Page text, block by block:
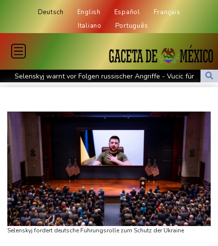
Deutsch English Español
Français
Italiano
Português
Selenskyj warnt vor Folgen russischer Angriffe - Vucic für
Integrität der Ukraine
Gesamtführung
Drohne explodiert an der Grenze zwischen Rumänien und
Bulgarien nahe Gaspipeline
Lionel Messi trauert um seinen Vater
Absturz von Ultraleichtflugzeug: 72-jähriger Pilot stirbt in Baden-
Württemberg
Selenskyj warnt in Belgrad vor Folgen russischer Angriffe für
den Winter
Drohnen über Bundeswehrstandort in Nordrhein-Westfalen
Selenskyj fordert deutsche Führungsrolle zum Schutz der Ukraine